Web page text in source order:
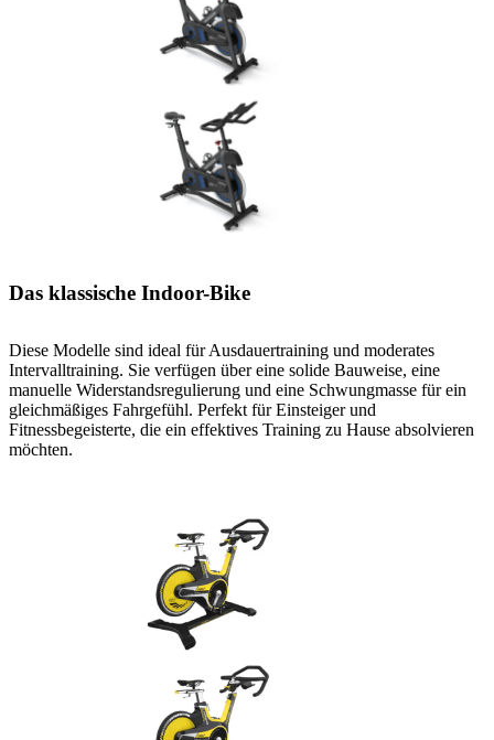
Das klassische Indoor-Bike
Diese Modelle sind ideal für Ausdauertraining und moderates
Intervalltraining. Sie verfügen über eine solide Bauweise, eine
manuelle Widerstandsregulierung und eine Schwungmasse für ein
gleichmäßiges Fahrgefühl. Perfekt für Einsteiger und
Fitnessbegeisterte, die ein effektives Training zu Hause absolvieren
möchten.